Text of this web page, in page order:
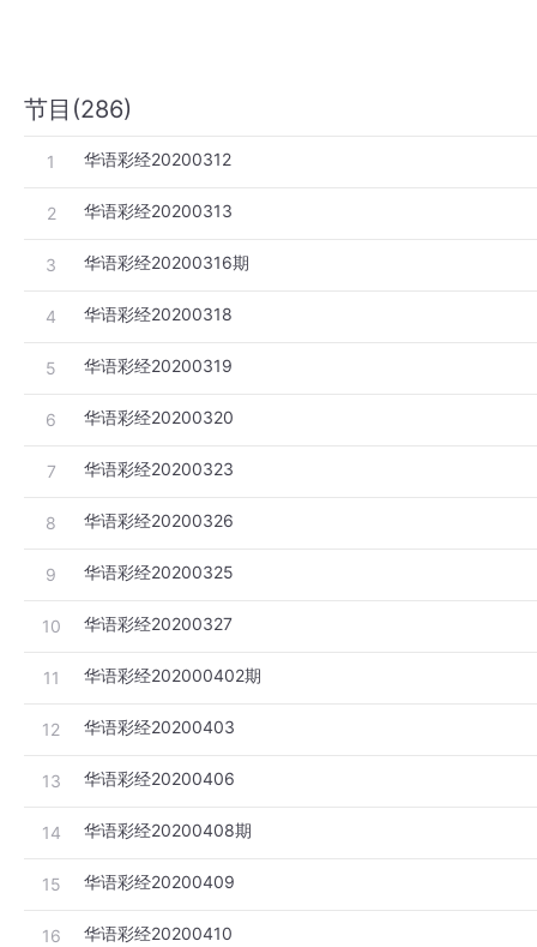
节目(286)
1 华语彩经20200312
2 华语彩经20200313
3 华语彩经20200316期
4 华语彩经20200318
5 华语彩经20200319
6 华语彩经20200320
7 华语彩经20200323
8 华语彩经20200326
9 华语彩经20200325
10 华语彩经20200327
11 华语彩经202000402期
12 华语彩经20200403
13 华语彩经20200406
14 华语彩经20200408期
15 华语彩经20200409
16 华语彩经20200410